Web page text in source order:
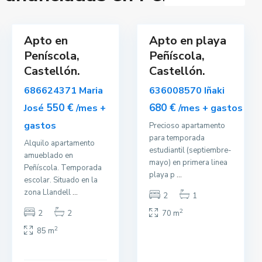
Apto en
Peníscola,
Castellón.
686624371 Maria
José 550 €/mes +
gastos
Alquilo apartamento
amueblado en
Peñíscola. Temporada
escolar. Situado en la
zona Llandell...
2
2
85 m2
Apto en playa
Peñíscola,
Castellón.
636008570 Iñaki
680 €/mes + gastos
Precioso apartamento
para temporada
estudiantil (septiembre-
mayo) en primera linea
playa p ...
2
1
70 m2